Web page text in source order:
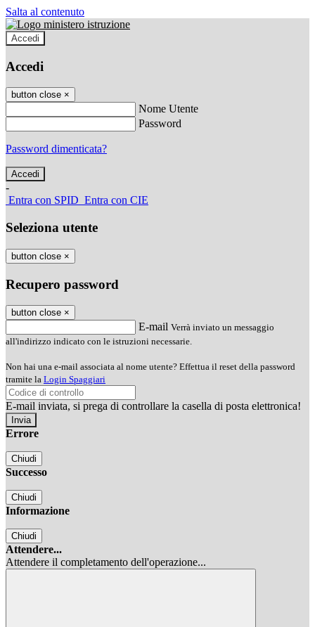
Salta al contenuto
Accedi
Accedi
button close ×
Nome Utente
Password
Password dimenticata?
-
Entra con SPID Entra con CIE
Seleziona utente
button close ×
Recupero password
button close ×
E-mail Verrà inviato un messaggio
all'indirizzo indicato con le istruzioni necessarie.
Non hai una e-mail associata al nome utente? Effettua il reset della password
tramite la Login Spaggiari
E-mail inviata, si prega di controllare la casella di posta elettronica!
Errore
Chiudi
Successo
Chiudi
Informazione
Chiudi
Attendere...
Attendere il completamento dell'operazione...